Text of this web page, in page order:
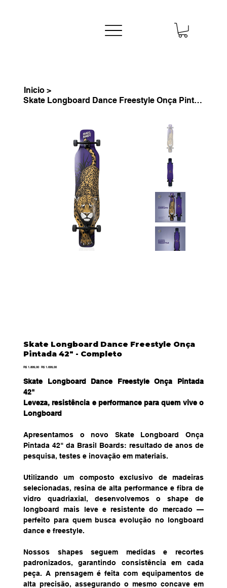
Inicio >
Skate Longboard Dance Freestyle Onça Pintada 42" - Completo
Skate Longboard Dance Freestyle Onça
Pintada 42" - Completo
Preço
R$ 1.899,00
Preço
R$ 1.699,00
Skate Longboard Dance Freestyle Onça Pintada
42"
Leveza, resistência e performance para quem vive o
Longboard
Apresentamos o novo Skate Longboard Onça
Pintada 42" da Brasil Boards: resultado de anos de
pesquisa, testes e inovação em materiais.
Utilizando um composto exclusivo de madeiras
selecionadas, resina de alta performance e fibra de
vidro quadriaxial, desenvolvemos o shape de
longboard mais leve e resistente do mercado —
perfeito para quem busca evolução no longboard
dance e freestyle.
Nossos shapes seguem medidas e recortes
padronizados, garantindo consistência em cada
peça. A prensagem é feita com equipamentos de
alta precisão, assegurando o mesmo concave em